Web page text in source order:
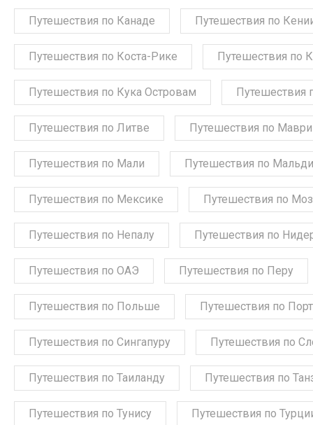
Путешествия по Канаде Путешествия по
Путешествия по Коста-Рике Путешествия по
Путешествия по Кука Островам Путешествия
Путешествия по Литве Путешествия по
Путешествия по Мали Путешествия по
Путешествия по Мексике Путешествия по
Путешествия по Непалу Путешествия по
Путешествия по ОАЭ Путешествия по Перу
Путешествия по Польше Путешествия по
Путешествия по Сингапуру Путешествия по
Путешествия по Таиланду Путешествия по
Путешествия по Тунису Путешествия по